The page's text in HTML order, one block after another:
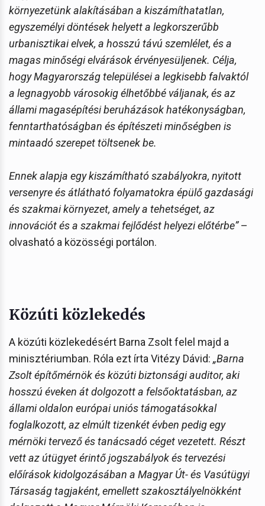
környezetünk alakításában a kiszámíthatatlan,
egyszemélyi döntések helyett a legkorszerűbb
urbanisztikai elvek, a hosszú távú szemlélet, és a
magas minőségi elvárások érvényesüljenek. Célja,
hogy Magyarország települései a legkisebb falvaktól
a legnagyobb városokig élhetőbbé váljanak, és az
állami magasépítési beruházások hatékonyságban,
fenntarthatóságban és építészeti minőségben is
mintaadó szerepet töltsenek be.
Ennek alapja egy kiszámítható szabályokra, nyitott
versenyre és átlátható folyamatokra épülő gazdasági
és szakmai környezet, amely a tehetséget, az
innovációt és a szakmai fejlődést helyezi előtérbe”–
olvasható a közösségi portálon.
Közúti közlekedés
A közúti közlekedésért Barna Zsolt felel majd a
minisztériumban. Róla ezt írta Vitézy Dávid: „Barna
Zsolt építőmérnök és közúti biztonsági auditor, aki
hosszú éveken át dolgozott a felsőoktatásban, az
állami oldalon európai uniós támogatásokkal
foglalkozott, az elmúlt tizenkét évben pedig egy
mérnöki tervező és tanácsadó céget vezetett. Részt
vett az útügyet érintő jogszabályok és tervezési
előírások kidolgozásában a Magyar Út- és Vasútügyi
Társaság tagjaként, emellett szakosztályelnökként